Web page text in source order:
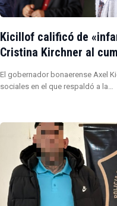
Kicillof calificó de
Cristina Kirchner al
El gobernador bonaerense Axel
sociales en el que respaldó a la…